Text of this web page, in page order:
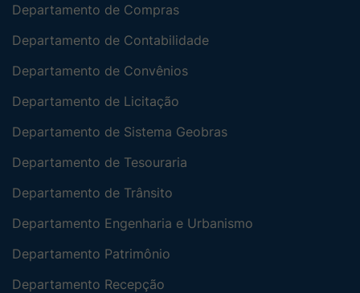
Departamento de Compras
Departamento de Contabilidade
Departamento de Convênios
Departamento de Licitação
Departamento de Sistema Geobras
Departamento de Tesouraria
Departamento de Trânsito
Departamento Engenharia e Urbanismo
Departamento Patrimônio
Departamento Recepção